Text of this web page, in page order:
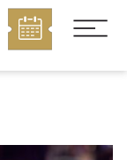
MENU